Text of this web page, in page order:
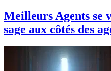
Meilleurs Agents se
sage aux côtés des